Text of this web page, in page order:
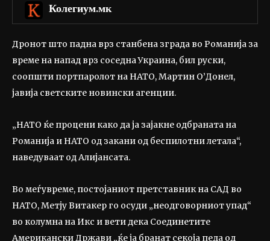
Колегиум.мк
Дронот што падна врз станбена зграда во Романија за
време на напад врз соседна Украина, бил руски,
соопшти портпаролот на НАТО, Мартин О’Донел,
јавија светските новински агенции.
„НАТО ќе процени како да ја зајакне одбраната на
Романија и НАТО од закани од беспилотни летала“,
наведуваат од Алијансата.
Во меѓувреме, постојаниот претставник на САД во
НАТО, Метју Витакер го осуди „неодговорниот упад“
во колумна на Икс и вети дека Соединетите
Американски Држави „ќе ја бранат секоја педа од